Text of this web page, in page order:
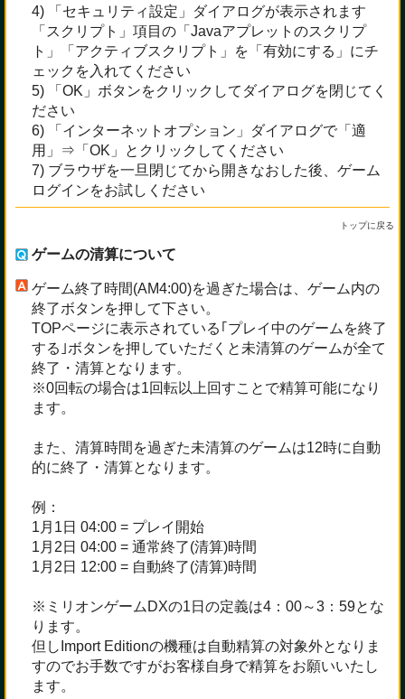
4) 「セキュリティ設定」ダイアログが表示されます
「スクリプト」項目の「Javaアプレットのスクリプ
ト」「アクティブスクリプト」を「有効にする」にチ
ェックを入れてください
5) 「OK」ボタンをクリックしてダイアログを閉じてく
ださい
6) 「インターネットオプション」ダイアログで「適
用」⇒「OK」とクリックしてください
7) ブラウザを一旦閉じてから開きなおした後、ゲーム
ログインをお試しください
トップに戻る
ゲームの清算について
ゲーム終了時間(AM4:00)を過ぎた場合は、ゲーム内の
終了ボタンを押して下さい。
TOPページに表示されている｢プレイ中のゲームを終了
する｣ボタンを押していただくと未清算のゲームが全て
終了・清算となります。
※0回転の場合は1回転以上回すことで精算可能になり
ます。
また、清算時間を過ぎた未清算のゲームは12時に自動
的に終了・清算となります。
例：
1月1日 04:00 = プレイ開始
1月2日 04:00 = 通常終了(清算)時間
1月2日 12:00 = 自動終了(清算)時間
※ミリオンゲームDXの1日の定義は4：00～3：59とな
ります。
但しImport Editionの機種は自動精算の対象外となりま
すのでお手数ですがお客様自身で精算をお願いいたし
ます。